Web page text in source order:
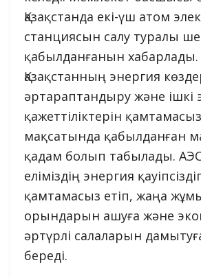
Қазақстанда екі-үш атом
станциясын салу туралы
қабылданғанын
Қазақстанның энергия
әртараптандыру және ішкі
қажеттіліктерін
мақсатында қабылданған
қадам болып табылады.
еліміздің энергия
қамтамасыз етіп, жаңа
орындарын ашуға және
әртүрлі салаларын
береді.